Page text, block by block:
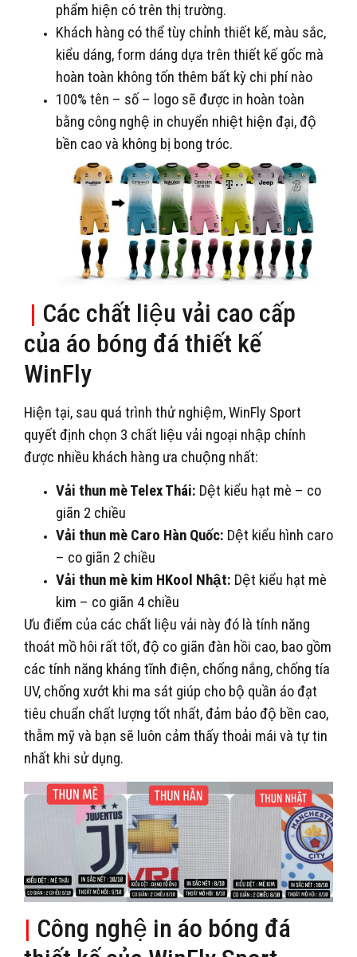
phẩm hiện có trên thị trường.
Khách hàng có thể tùy chỉnh thiết kế, màu sắc,
kiểu dáng, form dáng dựa trên thiết kế gốc mà
hoàn toàn không tốn thêm bất kỳ chi phí nào
100% tên – số – logo sẽ được in hoàn toàn
bằng công nghệ in chuyển nhiệt hiện đại, độ
bền cao và không bị bong tróc.
| Các chất liệu vải cao cấp
của áo bóng đá thiết kế
WinFly
Hiện tại, sau quá trình thử nghiệm, WinFly Sport
quyết định chọn 3 chất liệu vải ngoại nhập chính
được nhiều khách hàng ưa chuộng nhất:
Vải thun mè Telex Thái: Dệt kiểu hạt mè – co
giãn 2 chiều
Vải thun mè Caro Hàn Quốc: Dệt kiểu hình caro
– co giãn 2 chiều
Vải thun mè kim HKool Nhật: Dệt kiểu hạt mè
kim – co giãn 4 chiều
Ưu điểm của các chất liệu vải này đó là tính năng
thoát mồ hôi rất tốt, độ co giãn đàn hồi cao, bao gồm
các tính năng kháng tĩnh điện, chống nắng, chống tía
UV, chống xướt khi ma sát giúp cho bộ quần áo đạt
tiêu chuẩn chất lượng tốt nhất, đảm bảo độ bền cao,
thẫm mỹ và bạn sẽ luôn cảm thấy thoải mái và tự tin
nhất khi sử dụng.
| Công nghệ in áo bóng đá